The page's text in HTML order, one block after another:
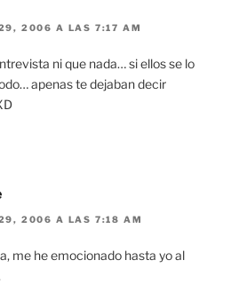
2006 A LAS 7:17 AM
ni que nada… si ellos se lo
apenas te dejaban decir
29, 2006 A LAS 7:18 AM
me he emocionado hasta yo al